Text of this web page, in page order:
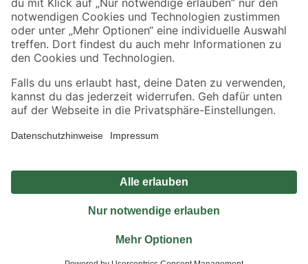
Jetzt die toom-App herunterladen
Alle Preisangaben in EUR inkl. gesetzl. MwSt.. Die dargestellten Angebote sind unter
Umständen nicht in allen Märkten verfügbar. Die angegebenen Verfügbarkeiten beziehen
Produkte nur solange der Vorrat reicht.
*Paketversand ab 59 € versandkostenfrei, gilt nicht für Artikel mit Speditionsversand, hier
Privatsphäre Impressum
Nutzungsbedingungen
Widerrufsrecht
Vertrag widerrufen
© 2026 toom Baumarkt GmbH